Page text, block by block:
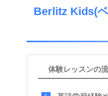
Berlitz Kids(
体験レッスンの